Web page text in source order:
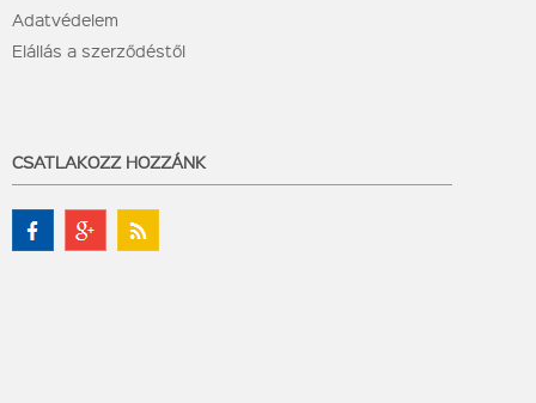
Adatvédelem
Elállás a szerződéstől
CSATLAKOZZ HOZZÁNK